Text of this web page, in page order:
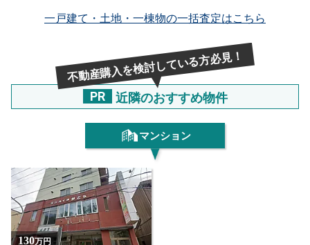
一戸建て・土地・一棟物の一括査定はこちら
不動産購入を検討している方必見！
PR 近隣のおすすめ物件
マンション
130万円